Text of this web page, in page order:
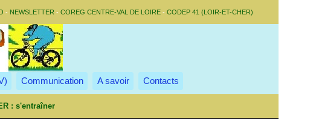
- NEWSLETTER - COREG CENTRE-VAL DE LOIRE - CODEP 41 (LOIR-ET-CHER)
Communication A savoir Contacts
: s'entraîner